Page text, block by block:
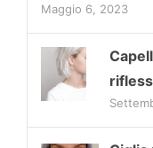
Maggio 6, 2023